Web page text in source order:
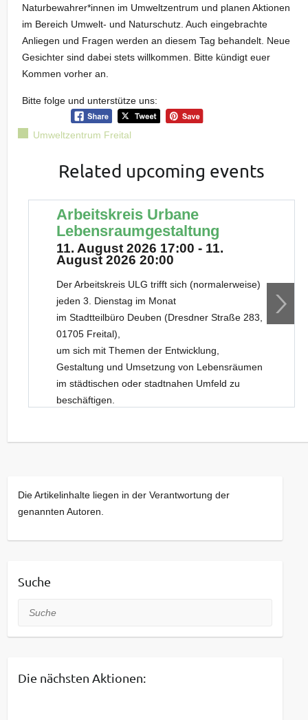
Naturbewahrer*innen im Umweltzentrum und planen Aktionen
im Bereich Umwelt- und Naturschutz. Auch eingebrachte
Anliegen und Fragen werden an diesem Tag behandelt. Neue
Gesichter sind dabei stets willkommen. Bitte kündigt euer
Kommen vorher an.
Bitte folge und unterstütze uns:
Umweltzentrum Freital
Related upcoming events
Arbeitskreis Urbane
Lebensraumgestaltung
11. August 2026 17:00 - 11.
August 2026 20:00
Der Arbeitskreis ULG trifft sich (normalerweise)
jeden 3. Dienstag im Monat
im Stadtteilbüro Deuben (Dresdner Straße 283,
01705 Freital),
um sich mit Themen der Entwicklung,
Gestaltung und Umsetzung von Lebensräumen
im städtischen oder stadtnahen Umfeld zu
beschäftigen.
Die Artikelinhalte liegen in der Verantwortung der
genannten Autoren.
Suche
Suche
Die nächsten Aktionen: